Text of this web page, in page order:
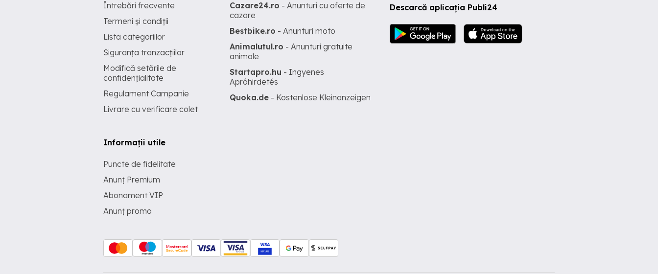
Descarcă aplicația Publi24
Întrebări frecvente
Termeni și condiții
Lista categoriilor
Siguranța tranzacțiilor
Modifică setările de
confidențialitate
Regulament Campanie
Livrare cu verificare colet
Informații utile
Puncte de fidelitate
Anunț Premium
Abonament VIP
Anunț promo
Cazare24.ro - Anunturi cu oferte de
cazare
Bestbike.ro - Anunturi moto
Animalutul.ro - Anunturi gratuite
animale
Startapro.hu - Ingyenes
Apróhirdetés
Quoka.de - Kostenlose Kleinanzeigen